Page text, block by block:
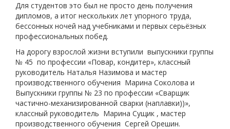
Для студентов это был не просто день получения
дипломов, а итог нескольких лет упорного труда,
бессонных ночей над учебниками и первых серьёзных
профессиональных побед.
На дорогу взрослой жизни вступили выпускники группы
№ 45 по профессии «Повар, кондитер», классный
руководитель Наталья Назимова и мастер
производственного обучения Марина Соколова и
Выпускники группы № 23 по профессии «Сварщик
частично-механизированной сварки (наплавки))»,
классный руководитель Марина Сущик , мастер
производственного обучения Сергей Орешин.